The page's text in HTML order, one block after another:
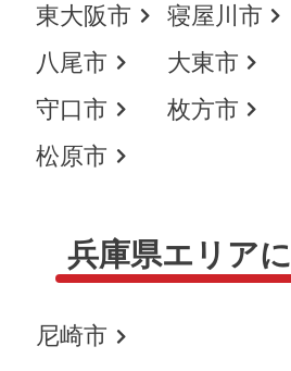
東大阪市 寝屋川市
八尾市
大東市
守口市
枚方市
松原市
兵庫県エリアに
尼崎市